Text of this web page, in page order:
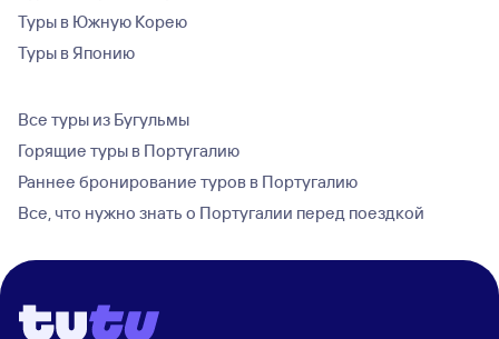
Туры в Южную Корею
Туры в Японию
Все туры из Бугульмы
Горящие туры в Португалию
Раннее бронирование туров в Португалию
Все, что нужно знать о Португалии перед поездкой